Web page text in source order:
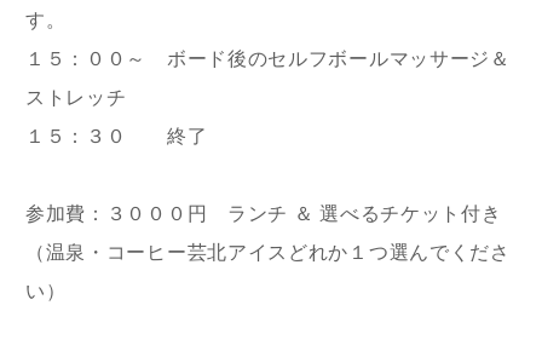
す。
１５：００～ ボード後のセルフボールマッサージ＆
ストレッチ
１５：３０ 終了
参加費：３０００円 ランチ ＆ 選べるチケット付き
（温泉・コーヒー芸北アイスどれか１つ選んでくださ
い）